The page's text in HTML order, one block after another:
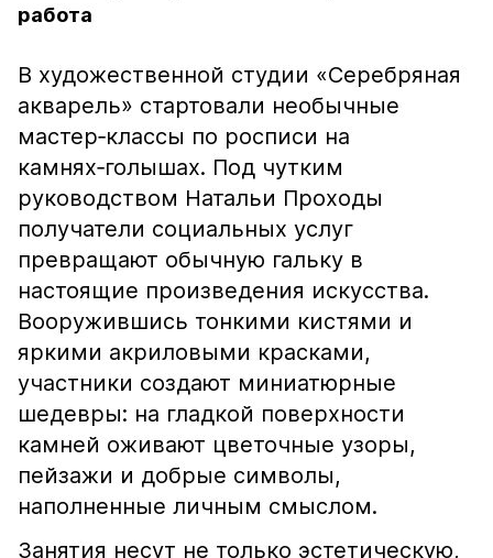
работа
В художественной студии «Серебряная
акварель» стартовали необычные
мастер‑классы по росписи на
камнях‑голышах. Под чутким
руководством Натальи Проходы
получатели социальных услуг
превращают обычную гальку в
настоящие произведения искусства.
Вооружившись тонкими кистями и
яркими акриловыми красками,
участники создают миниатюрные
шедевры: на гладкой поверхности
камней оживают цветочные узоры,
пейзажи и добрые символы,
наполненные личным смыслом.
Занятия несут не только эстетическую,